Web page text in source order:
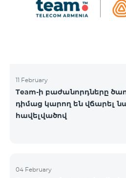
11 February
Team-ի բաժանորդները
դիմաց կարող են վճարել
հավելվածով
04 February